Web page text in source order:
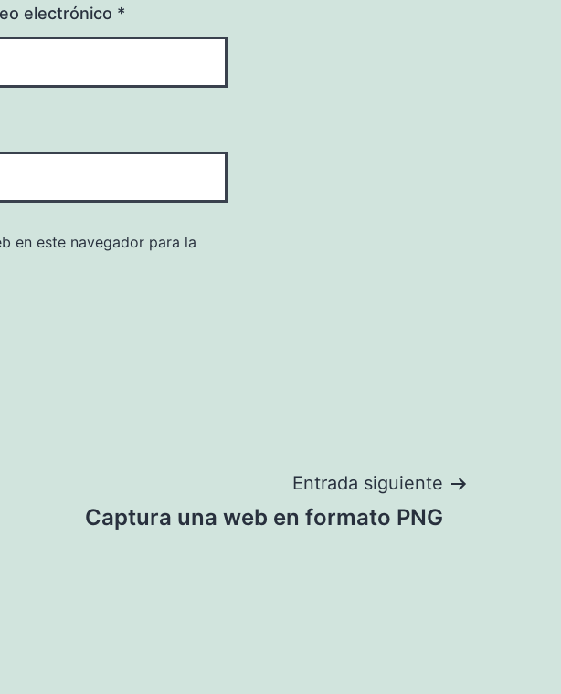
electrónico *
en este navegador para la
Entrada siguiente
Captura una web en formato PNG